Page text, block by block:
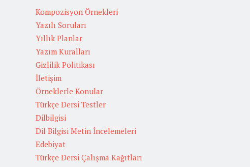
Kompozisyon Örnekleri
Yazılı Soruları
Yıllık Planlar
Yazım Kuralları
Gizlilik Politikası
İletişim
Örneklerle Konular
Türkçe Dersi Testler
Dilbilgisi
Dil Bilgisi Metin İncelemeleri
Edebiyat
Türkçe Dersi Çalışma Kağıtları